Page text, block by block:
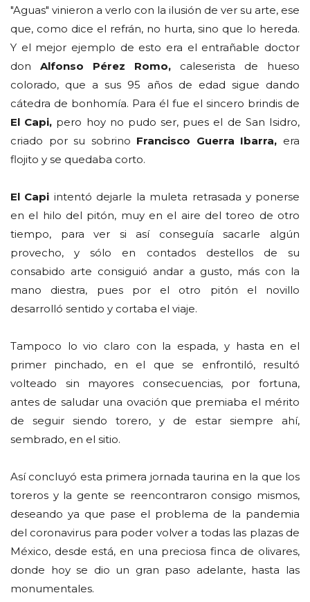
"Aguas" vinieron a verlo con la ilusión de ver su arte, ese
que, como dice el refrán, no hurta, sino que lo hereda.
Y el mejor ejemplo de esto era el entrañable doctor
don Alfonso Pérez Romo, caleserista de hueso
colorado, que a sus 95 años de edad sigue dando
cátedra de bonhomía. Para él fue el sincero brindis de
El Capi, pero hoy no pudo ser, pues el de San Isidro,
criado por su sobrino Francisco Guerra Ibarra, era
flojito y se quedaba corto.
El Capi intentó dejarle la muleta retrasada y ponerse
en el hilo del pitón, muy en el aire del toreo de otro
tiempo, para ver si así conseguía sacarle algún
provecho, y sólo en contados destellos de su
consabido arte consiguió andar a gusto, más con la
mano diestra, pues por el otro pitón el novillo
desarrolló sentido y cortaba el viaje.
Tampoco lo vio claro con la espada, y hasta en el
primer pinchado, en el que se enfrontiló, resultó
volteado sin mayores consecuencias, por fortuna,
antes de saludar una ovación que premiaba el mérito
de seguir siendo torero, y de estar siempre ahí,
sembrado, en el sitio.
Así concluyó esta primera jornada taurina en la que los
toreros y la gente se reencontraron consigo mismos,
deseando ya que pase el problema de la pandemia
del coronavirus para poder volver a todas las plazas de
México, desde está, en una preciosa finca de olivares,
donde hoy se dio un gran paso adelante, hasta las
monumentales.